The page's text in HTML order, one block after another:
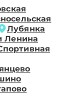
Лубянка
Ленина